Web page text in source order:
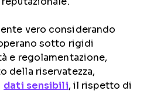
vero considerando
sotto rigidi
e regolamentazione,
della riservatezza,
dati sensibili, il rispetto di